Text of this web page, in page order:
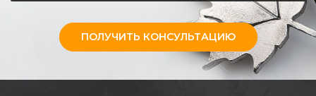
ПОЛУЧИТЬ КОНСУЛЬТАЦИЮ